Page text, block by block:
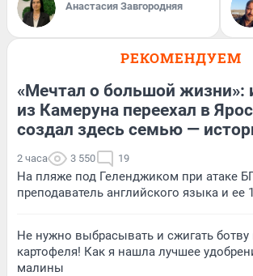
Анастасия Завгородняя
РЕКОМЕНДУЕМ
«Мечтал о большой жизни»:
из Камеруна переехал в
создал здесь семью —
2 часа 3 550 19
На пляже под Геленджиком при атаке
преподаватель английского языка и ее
Не нужно выбрасывать и сжигать
картофеля! Как я нашла лучшее
малины